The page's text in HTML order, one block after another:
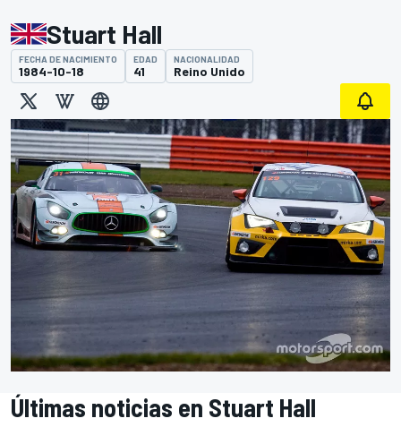
Stuart Hall
FECHA DE NACIMIENTO
1984-10-18
EDAD
41
NACIONALIDAD
Reino Unido
Últimas noticias en Stuart Hall